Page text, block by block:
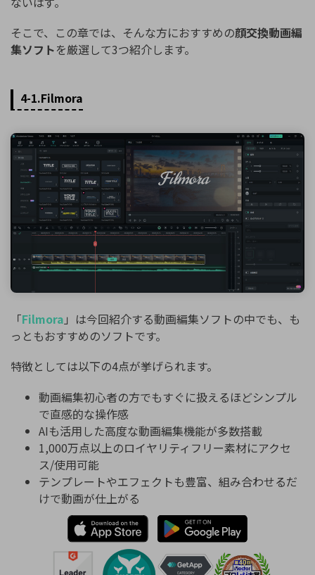
そこで、この章では、そんな方におすすめの顔交換動画編
集ソフトを厳選して3つ紹介します。
4-1.Filmora
「Filmora 」は今回紹介する動画編集ソフトの中でも、も
っともおすすめのソフトです。
特徴としては以下の4点が挙げられます。
動画編集初心者の方でもすぐに扱えるほどシンプル
で直感的な操作感
AIも活用した高度な動画編集機能が多数搭載
1,000万点以上のロイヤリティフリー素材にアクセ
ス/使用可能
テンプレートやエフェクトも豊富、組み合わせるだ
けで動画が仕上がる